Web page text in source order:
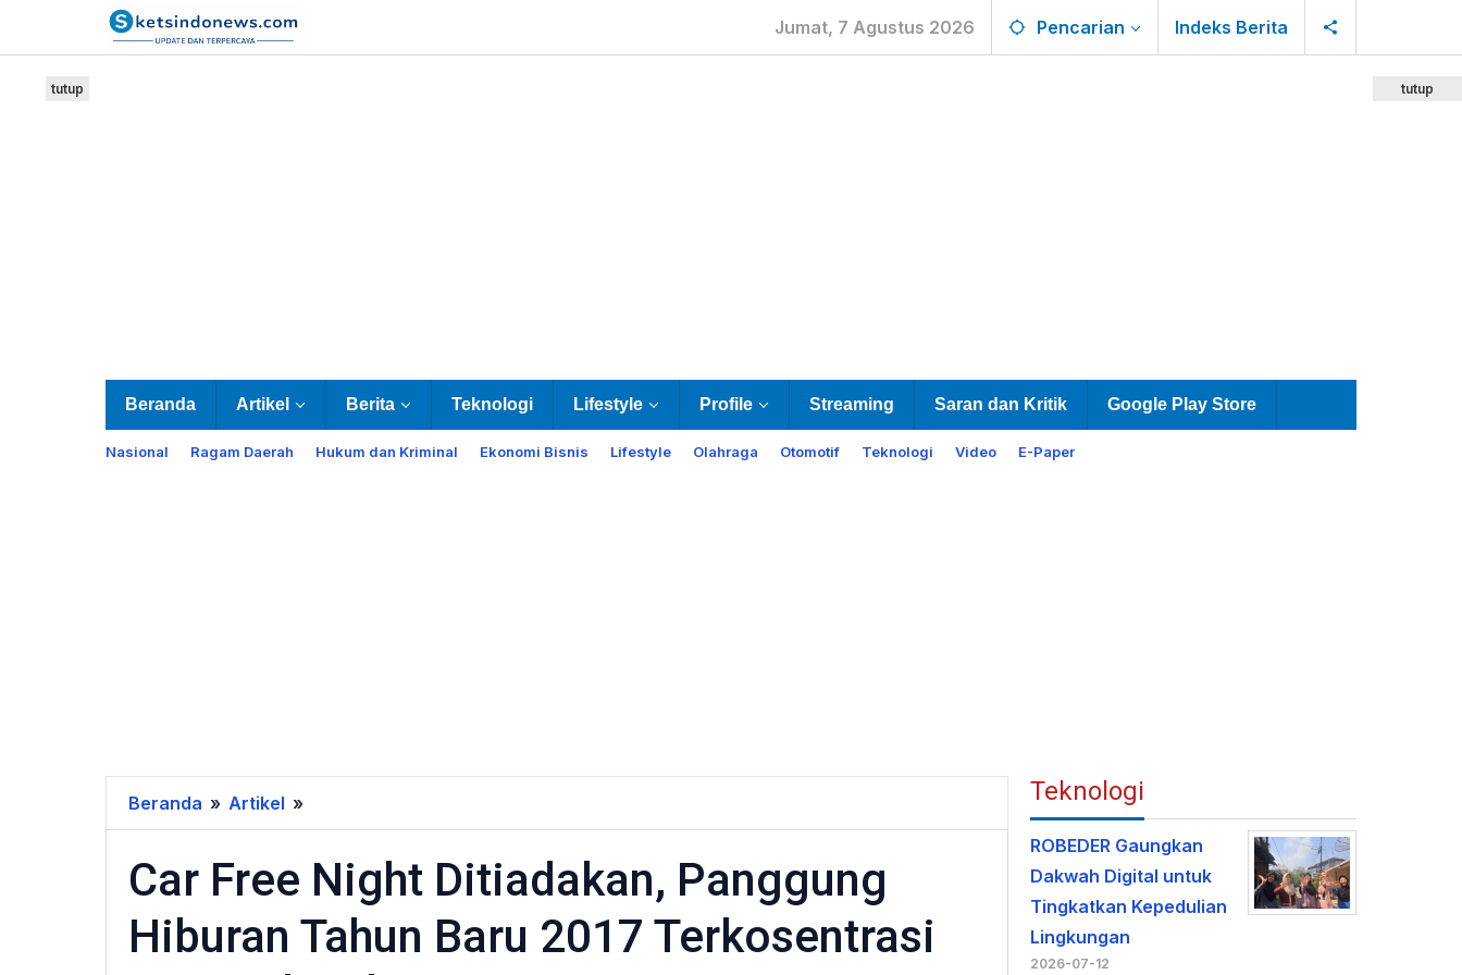
Jumat, 7 Agustus 2026 Pencarian Indeks Berita
Beranda Artikel Berita Teknologi Lifestyle Profile Streaming Saran dan Kritik Google Play Store
Nasional Ragam Daerah Hukum dan Kriminal Ekonomi Bisnis Lifestyle Olahraga Otomotif Teknologi Video E-Paper
tutup tutup
Beranda » Artikel »
Free
Night
Ditiadakan,
Panggung
Hiburan
Car Free Night Ditiadakan, Panggung
Hiburan Tahun Baru 2017 Terkosentrasi
Teknologi
ROBEDER Gaungkan
Dakwah Digital untuk
Tingkatkan Kepedulian
Lingkungan
2026-07-12